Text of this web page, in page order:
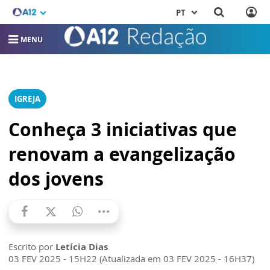
PT
MENU
IGREJA
Conheça 3 iniciativas que
renovam a evangelização
dos jovens
Escrito por Letícia Dias
03 FEV 2025 - 15H22 (Atualizada em 03 FEV 2025 - 16H37)